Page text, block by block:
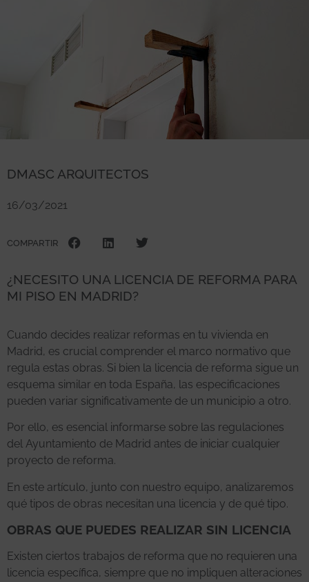
DMASC ARQUITECTOS
16/03/2021
COMPARTIR
¿NECESITO UNA LICENCIA DE REFORMA PARA
MI PISO EN MADRID?
Cuando decides realizar reformas en tu vivienda en
Madrid, es crucial comprender el marco normativo que
regula estas obras. Si bien la licencia de reforma sigue un
esquema similar en toda España, las especificaciones
pueden variar significativamente de un municipio a otro.
Por ello, es esencial informarse sobre las regulaciones
del Ayuntamiento de Madrid antes de iniciar cualquier
proyecto de reforma.
En este artículo, junto con nuestro equipo, analizaremos
qué tipos de obras necesitan una licencia y de qué tipo.
OBRAS QUE PUEDES REALIZAR SIN LICENCIA
Existen ciertos trabajos de reforma que no requieren una
licencia específica, siempre que no impliquen alteraciones